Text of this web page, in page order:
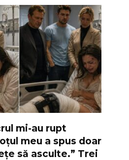
mi-au rupt
meu a spus doar
să asculte.” Trei